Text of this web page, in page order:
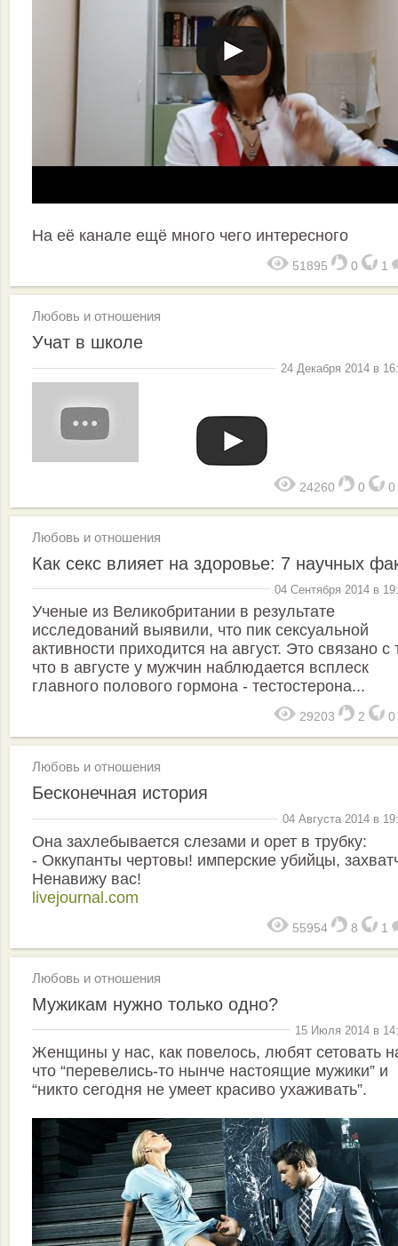
На её канале ещё много чего интересного
51895 0 1
Любовь и отношения
Учат в школе
24 Декабря 2014 в
24260 0 0
Любовь и отношения
Как секс влияет на здоровье: 7 научных
04 Сентября 2014 в
Ученые из Великобритании в результате
исследований выявили, что пик сексуальной
активности приходится на август. Это связано с
что в августе у мужчин наблюдается всплеск
главного полового гормона - тестостерона...
29203 2 0
Любовь и отношения
Бесконечная история
04 Августа 2014 в
Она захлебывается слезами и орет в трубку:
- Оккупанты чертовы! имперские убийцы,
Ненавижу вас!
livejournal.com
55954 8 1
Любовь и отношения
Мужикам нужно только одно?
15 Июля 2014 в
Женщины у нас, как повелось, любят сетовать
что “перевелись-то нынче настоящие мужики” и
“никто сегодня не умеет красиво ухаживать”.